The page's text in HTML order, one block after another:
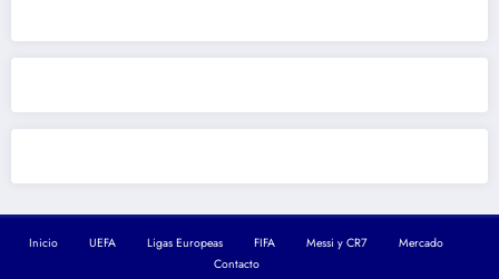
Inicio UEFA Ligas Europeas FIFA Messi y CR7
Mercado
Contacto